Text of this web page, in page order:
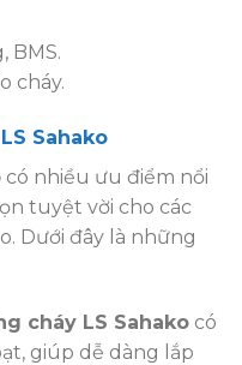
BMS.
cháy.
Sahako
có nhiều ưu điểm nổi
tuyệt vời cho các
Dưới đây là những
cháy LS Sahakocó
giúp dễ dàng lắp